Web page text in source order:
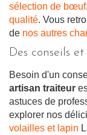
sélection de bœuf
qualité. Vous
de nos autres
Des conseils
Besoin d'un
artisan traiteur
astuces de
explorer nos
volailles et lapin